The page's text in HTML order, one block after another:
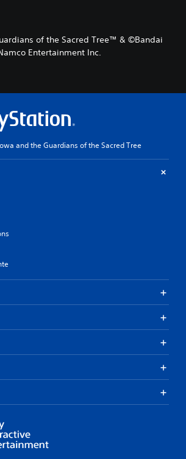
of the Sacred Tree™ & ©Bandai
Entertainment Inc.
and the Guardians of the Sacred Tree